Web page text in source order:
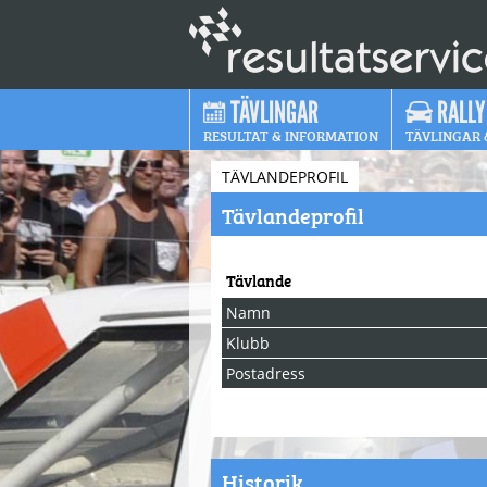
TÄVLINGAR
RESULTAT & INFORMATION TÄVLINGAR
TÄVLANDEPROFIL
Tävlandeprofil
Tävlande
Namn
Klubb
Postadress
Historik